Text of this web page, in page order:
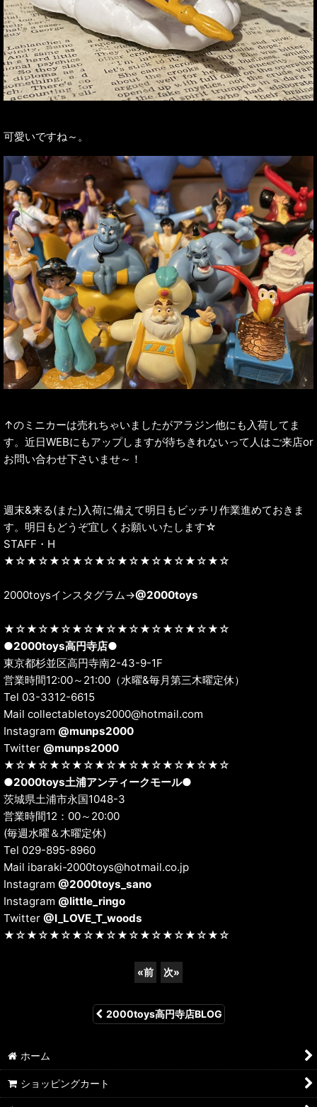
可愛いですね～。
↑のミニカーは売れちゃいましたがアラジン他にも入荷してま
す。近日WEBにもアップしますが待ちきれないって人はご来店or
お問い合わせ下さいませ～！
週末&来る(また)入荷に備えて明日もビッチリ作業進めておきま
す。明日もどうぞ宜しくお願いいたします☆
STAFF・H
★☆★☆★☆★☆★☆★☆★☆★☆★☆★☆
2000toysインスタグラム→@2000toys
★☆★☆★☆★☆★☆★☆★☆★☆★☆★☆
●2000toys高円寺店●
東京都杉並区高円寺南2-43-9-1F
営業時間12:00～21:00（水曜&毎月第三木曜定休）
Tel 03-3312-6615
Mail collectabletoys2000@hotmail.com
Instagram @munps2000
Twitter @munps2000
★☆★☆★☆★☆★☆★☆★☆★☆★☆★☆
●2000toys土浦アンティークモール●
茨城県土浦市永国1048-3
営業時間12：00～20:00
(毎週水曜＆木曜定休)
Tel 029-895-8960
Mail ibaraki-2000toys@hotmail.co.jp
Instagram @2000toys_sano
Instagram @little_ringo
Twitter @I_LOVE_T_woods
★☆★☆★☆★☆★☆★☆★☆★☆★☆★☆
«前 次»
2000toys高円寺店BLOG
ホーム
ショッピングカート